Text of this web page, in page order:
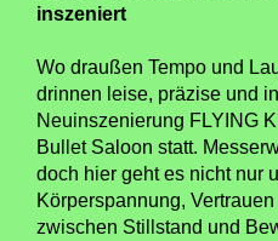
inszeniert
Wo draußen Tempo und
drinnen leise, präzise und
Neuinszenierung FLYING
Bullet Saloon statt.
doch hier geht es nicht nur
Körperspannung,
zwischen Stillstand und